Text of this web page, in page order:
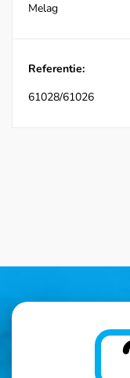
Melag
Referentie:
61028/61026